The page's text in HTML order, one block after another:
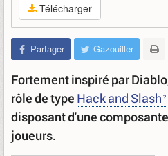
Télécharger
Partager Gazouiller
Fortement inspiré par
rôle de type Hack and Slash
disposant d'une
joueurs.